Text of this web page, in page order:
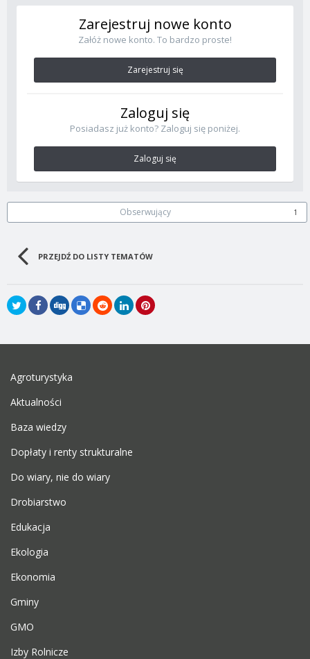
Zarejestruj nowe konto
Załóż nowe konto. To bardzo proste!
Zarejestruj się
Zaloguj się
Posiadasz już konto? Zaloguj się poniżej.
Zaloguj się
Obserwujący 1
PRZEJDŹ DO LISTY TEMATÓW
Agroturystyka
Aktualności
Baza wiedzy
Dopłaty i renty strukturalne
Do wiary, nie do wiary
Drobiarstwo
Edukacja
Ekologia
Ekonomia
Gminy
GMO
Izby Rolnicze